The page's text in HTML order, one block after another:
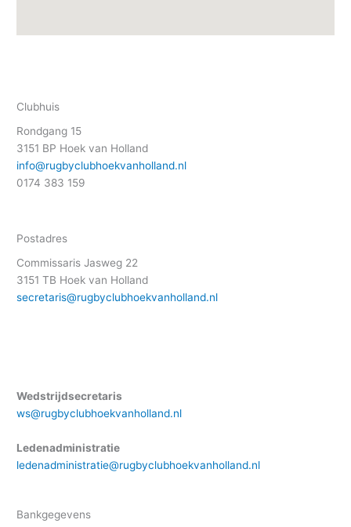
Clubhuis
Rondgang 15
3151 BP Hoek van Holland
info@rugbyclubhoekvanholland.nl
0174 383 159
Postadres
Commissaris Jasweg 22
3151 TB Hoek van Holland
secretaris@rugbyclubhoekvanholland.nl
Wedstrijdsecretaris
ws@rugbyclubhoekvanholland.nl
Ledenadministratie
ledenadministratie@rugbyclubhoekvanholland.nl
Bankgegevens